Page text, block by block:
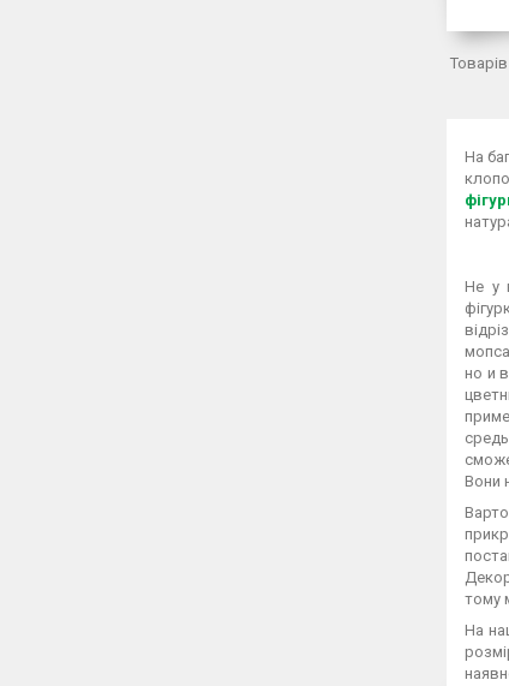
На
Не у
но и
Вони
тому
На